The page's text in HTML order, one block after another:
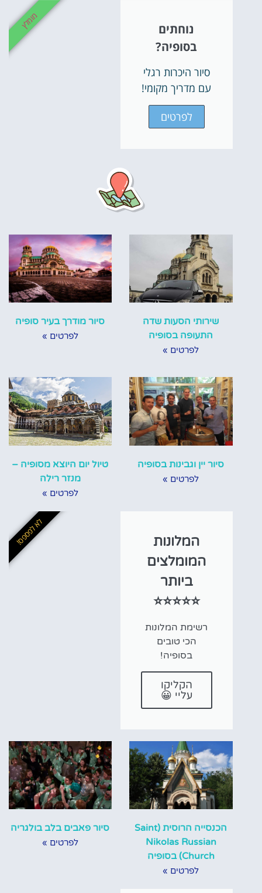
נוחתים
בסופיה?
סיור היכרות רגלי
עם מדריך מקומי!
לפרטים
מומלץ
שירותי הסעות שדה
התעופה בסופיה
לפרטים »
סיור מודרך בעיר סופיה
לפרטים »
סיור יין וגבינות בסופיה
לפרטים »
טיול יום היוצא מסופיה –
מנזר רילה
לפרטים »
המלונות
המומלצים
ביותר
⭐⭐⭐⭐⭐
רשימת המלונות
הכי טובים
בסופיה!
הקליקו
עליי 😀
לא לפספס!
הכנסייה הרוסית (Saint
Nikolas Russian
Church) בסופיה
לפרטים »
סיור פאבים בלב בולגריה
לפרטים »